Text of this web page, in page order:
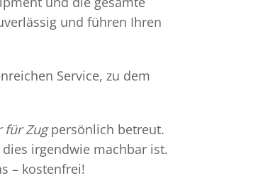
und führen Ihren
Service, zu dem
für Zugpersönlich betreut.
irgendwie machbar ist.
– kostenfrei!